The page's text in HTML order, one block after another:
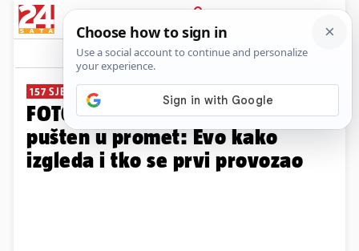
PRIJAVA
Galerija Komentari
157 SJEDEĆIH MJESTA
FOTO Prvi elektrobaterijski vlak
pušten u promet: Evo kako
izgleda i tko se prvi provozao